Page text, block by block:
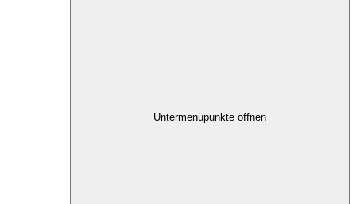
Untermenüpunkte öffnen